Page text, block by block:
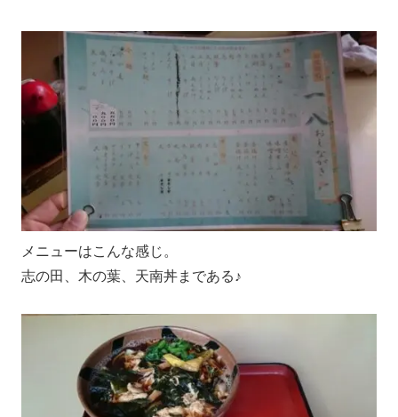
メニューはこんな感じ。
志の田、木の葉、天南丼まである♪